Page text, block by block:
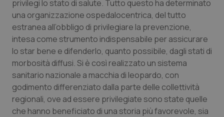
privilegi lo stato di salute. Tutto questo ha determinato
una organizzazione ospedalocentrica, del tutto
estranea all’obbligo di privilegiare la prevenzione,
intesa come strumento indispensabile per assicurare
lo star bene e difenderlo, quanto possibile, dagli stati di
morbosità diffusi. Si è così realizzato un sistema
sanitario nazionale a macchia di leopardo, con
godimento differenziato dalla parte delle collettività
regionali, ove ad essere privilegiate sono state quelle
che hanno beneficiato di una storia più favorevole, sia
.youtube.com